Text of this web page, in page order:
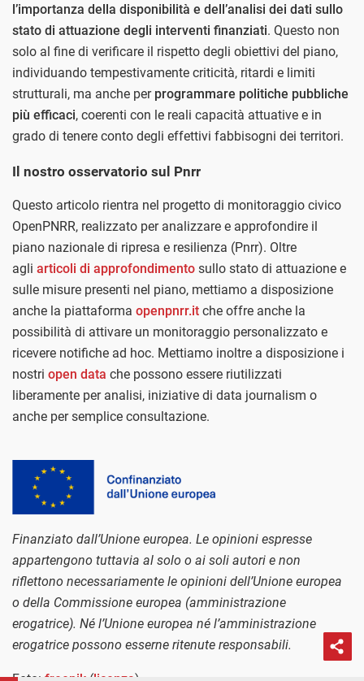
l’importanza della disponibilità e dell’analisi dei dati sullo
stato di attuazione degli interventi finanziati. Questo non
solo al fine di verificare il rispetto degli obiettivi del piano,
individuando tempestivamente criticità, ritardi e limiti
strutturali, ma anche per programmare politiche pubbliche
più efficaci, coerenti con le reali capacità attuative e in
grado di tenere conto degli effettivi fabbisogni dei territori.
Il nostro osservatorio sul Pnrr
Questo articolo rientra nel progetto di monitoraggio civico
OpenPNRR, realizzato per analizzare e approfondire il
piano nazionale di ripresa e resilienza (Pnrr). Oltre
agli articoli di approfondimento sullo stato di attuazione e
sulle misure presenti nel piano, mettiamo a disposizione
anche la piattaforma openpnrr.it che offre anche la
possibilità di attivare un monitoraggio personalizzato e
ricevere notifiche ad hoc. Mettiamo inoltre a disposizione i
nostri open data che possono essere riutilizzati
liberamente per analisi, iniziative di data journalism o
anche per semplice consultazione.
Finanziato dall’Unione europea. Le opinioni espresse
appartengono tuttavia al solo o ai soli autori e non
riflettono necessariamente le opinioni dell’Unione europea
o della Commissione europea (amministrazione
erogatrice). Né l’Unione europea né l’amministrazione
erogatrice possono esserne ritenute responsabili.